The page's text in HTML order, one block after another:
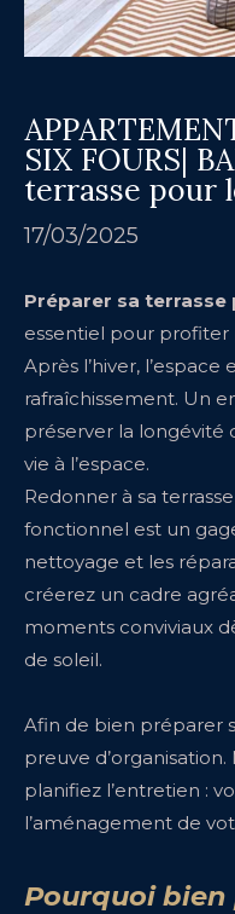
SIX FOURS|
terrasse pour
17/03/2025
Préparer sa
essentiel pour profiter
Après l’hiver,
rafraîchissement. Un
préserver la longévité
vie à l’espace.
Redonner à sa
fonctionnel est un
nettoyage et les
créerez un cadre
moments conviviaux
de soleil.
Afin de bien préparer
preuve
planifiez l’entretien :
l’aménagement de
Pourquoi